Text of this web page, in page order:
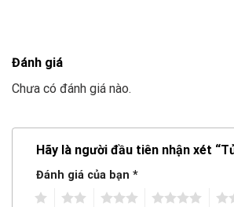
Đánh giá
Chưa có đánh giá nào.
Hãy là người đầu tiên nhận xét
Đánh giá của bạn *